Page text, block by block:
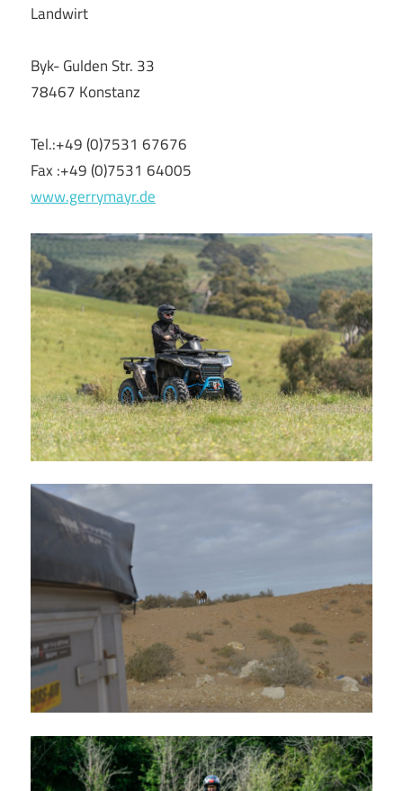
Landwirt
Byk- Gulden Str. 33
78467 Konstanz
Tel.:+49 (0)7531 67676
Fax :+49 (0)7531 64005
www.gerrymayr.de